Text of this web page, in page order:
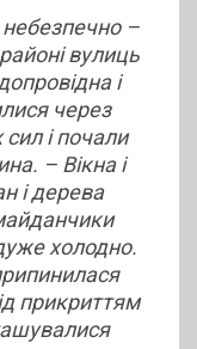
небезпечно –
вулиць
і
через
сил і почали
– Вікна і
і дерева
холодно.
прикриттям